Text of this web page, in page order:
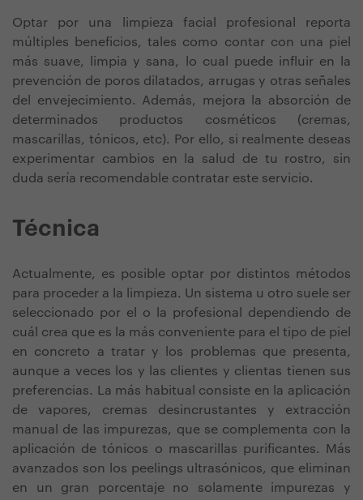
Optar por una limpieza facial profesional reporta
múltiples beneficios, tales como contar con una piel
más suave, limpia y sana, lo cual puede influir en la
prevención de poros dilatados, arrugas y otras señales
del envejecimiento. Además, mejora la absorción de
determinados productos cosméticos (cremas,
mascarillas, tónicos, etc). Por ello, si realmente deseas
experimentar cambios en la salud de tu rostro, sin
duda sería recomendable contratar este servicio.
Técnica
Actualmente, es posible optar por distintos métodos
para proceder a la limpieza. Un sistema u otro suele ser
seleccionado por el o la profesional dependiendo de
cuál crea que es la más conveniente para el tipo de piel
en concreto a tratar y los problemas que presenta,
aunque a veces los y las clientes y clientas tienen sus
preferencias. La más habitual consiste en la aplicación
de vapores, cremas desincrustantes y extracción
manual de las impurezas, que se complementa con la
aplicación de tónicos o mascarillas purificantes. Más
avanzados son los peelings ultrasónicos, que eliminan
en un gran porcentaje no solamente impurezas y